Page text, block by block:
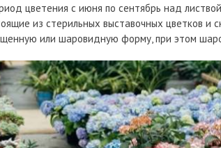
цветения с июня по сентябрь над
из стерильных выставочных цветков
или шаровидную форму, при этом